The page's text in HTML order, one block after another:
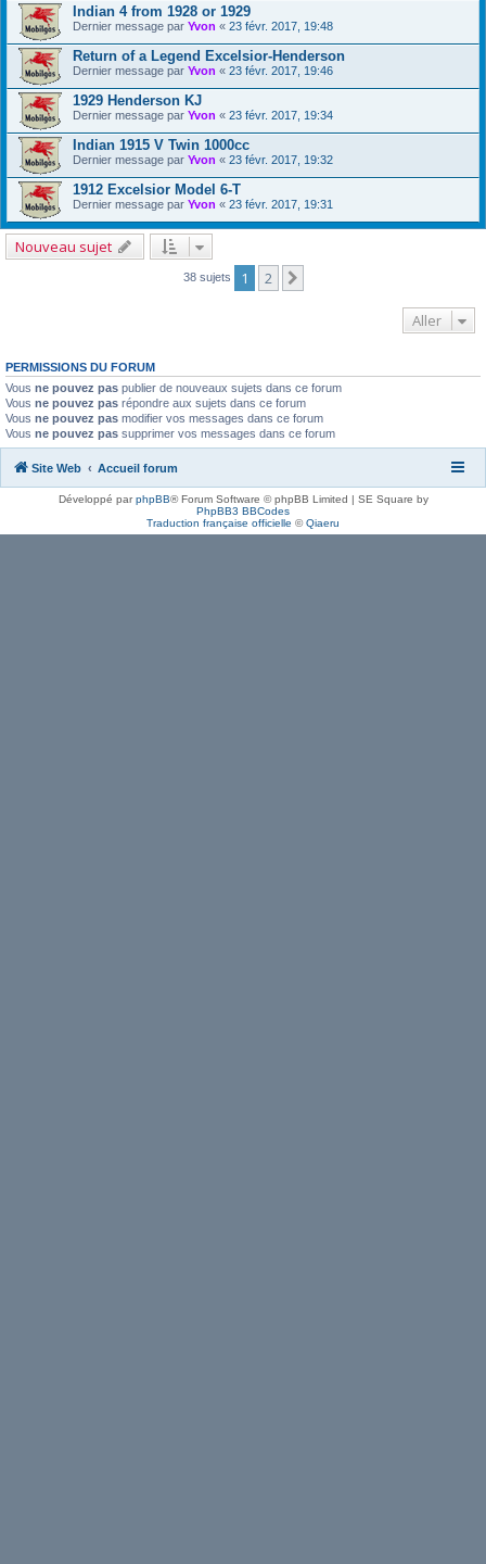
Indian 4 from 1928 or 1929
Dernier message par Yvon « 23 févr. 2017, 19:48
Return of a Legend Excelsior-Henderson
Dernier message par Yvon « 23 févr. 2017, 19:46
1929 Henderson KJ
Dernier message par Yvon « 23 févr. 2017, 19:34
Indian 1915 V Twin 1000cc
Dernier message par Yvon « 23 févr. 2017, 19:32
1912 Excelsior Model 6-T
Dernier message par Yvon « 23 févr. 2017, 19:31
Nouveau sujet
38 sujets 1 2
Aller
PERMISSIONS DU FORUM
Vous ne pouvez pas publier de nouveaux sujets dans ce forum
Vous ne pouvez pas répondre aux sujets dans ce forum
Vous ne pouvez pas modifier vos messages dans ce forum
Vous ne pouvez pas supprimer vos messages dans ce forum
Site Web Accueil forum
Développé parphpBB® Forum Software © phpBB Limited | SE Square by
PhpBB3 BBCodes
Traduction française officielle ©Qiaeru